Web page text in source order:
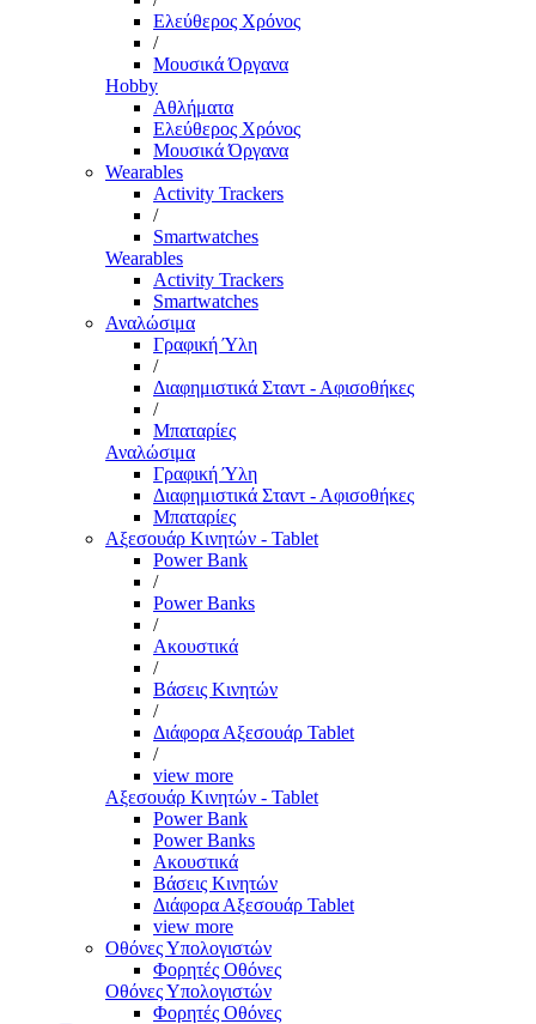
Ελεύθερος Χρόνος
/
Μουσικά Όργανα
Hobby
Αθλήματα
Ελεύθερος Χρόνος
Μουσικά Όργανα
Wearables
Activity Trackers
/
Smartwatches
Wearables
Activity Trackers
Smartwatches
Αναλώσιμα
Γραφική Ύλη
/
Διαφημιστικά Σταντ - Αφισοθήκες
/
Μπαταρίες
Αναλώσιμα
Γραφική Ύλη
Διαφημιστικά Σταντ - Αφισοθήκες
Μπαταρίες
Αξεσουάρ Κινητών - Tablet
Power Bank
/
Power Banks
/
Ακουστικά
/
Βάσεις Κινητών
/
Διάφορα Αξεσουάρ Tablet
/
view more
Αξεσουάρ Κινητών - Tablet
Power Bank
Power Banks
Ακουστικά
Βάσεις Κινητών
Διάφορα Αξεσουάρ Tablet
view more
Οθόνες Υπολογιστών
Φορητές Οθόνες
Οθόνες Υπολογιστών
Φορητές Οθόνες